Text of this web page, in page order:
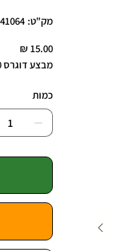
מק"ט:
מחיר
‏15.00 ‏₪
מבצע דוגרס 10 ב 100 ש"ח
כמות